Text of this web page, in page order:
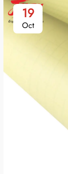
19
Oct